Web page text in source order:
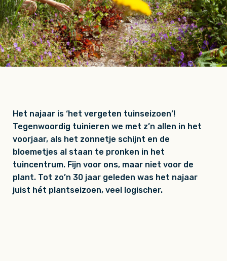
Het najaar is ‘het vergeten tuinseizoen’!
Tegenwoordig tuinieren we met z’n allen in het
voorjaar, als het zonnetje schijnt en de
bloemetjes al staan te pronken in het
tuincentrum. Fijn voor ons, maar niet voor de
plant. Tot zo’n 30 jaar geleden was het najaar
juist hét plantseizoen, veel logischer.